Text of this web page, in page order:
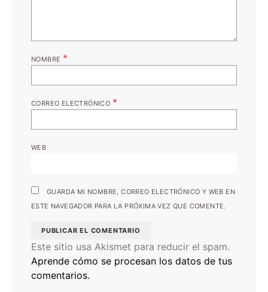
NOMBRE *
CORREO ELECTRÓNICO *
WEB
GUARDA MI NOMBRE, CORREO ELECTRÓNICO Y WEB EN
ESTE NAVEGADOR PARA LA PRÓXIMA VEZ QUE COMENTE.
Este sitio usa Akismet para reducir el spam.
Aprende cómo se procesan los datos de tus
comentarios.